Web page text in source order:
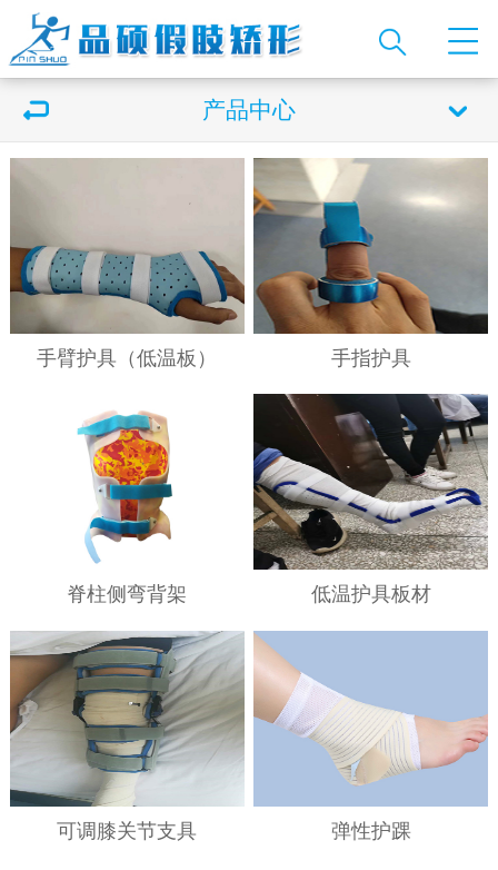
产品中心
手臂护具（低温板） 手指护具
脊柱侧弯背架 低温护具板材
可调膝关节支具 弹性护踝